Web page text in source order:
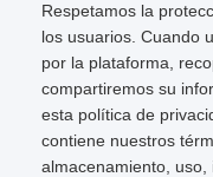
Respetamos la
los usuarios. Cuando
por la plataforma,
compartiremos su
esta política de
contiene nuestros
almacenamiento,